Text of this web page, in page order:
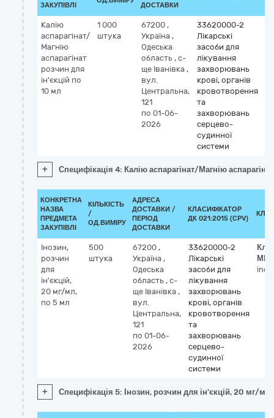
ЗАКУПІВЛІ
ДОСТАВКИ
Калію
аспарагінат/
Магнію
аспарагінат
розчин для
ін'єкцій по
10 мл
1 000
штука
67200 ,
Україна ,
Одеська
область , с-
ще Іванівка ,
вул.
Центральна,
121
по 01-06-
2026
33620000-2
Лікарські
засоби для
лікування
захворювань
крові, органів
кровотворення
та
захворювань
серцево-
судинної
системи
+ Специфікація 4: Калію аспарагінат/Магнію
КОНКРЕТНА
НАЗВА
ПРЕДМЕТА
ЗАКУПІВЛІ
КІЛЬКІСТЬ
/
ОД.ВИМІРУ
АДРЕСА
ДОСТАВКИ /
ПЕРІОД
ДОСТАВКИ
КЛАСИФІКАТОР
ДК 021:2015 (CPV)
Інозин,
розчин
для
ін'єкцій,
20 мг/мл,
по 5 мл
500
штука
67200 ,
Україна ,
Одеська
область , с-
ще Іванівка ,
вул.
Центральна,
121
по 01-06-
2026
33620000-2
Лікарські
засоби для
лікування
захворювань
крові, органів
кровотворення
та
захворювань
серцево-
судинної
системи
МНН
+ Специфікація 5: Інозин, розчин для ін'єкцій, 20 мг/